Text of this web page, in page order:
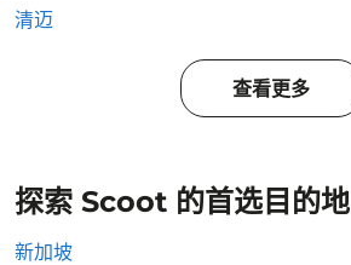
清迈
查看更多
探索 Scoot 的首选目的地
新加坡